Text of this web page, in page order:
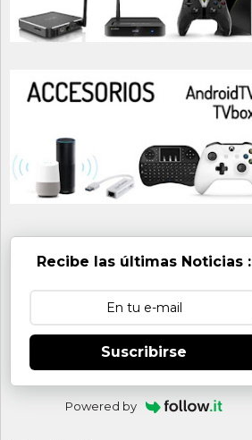
Recibe las últimas Noticias :
Suscribirse
Powered by